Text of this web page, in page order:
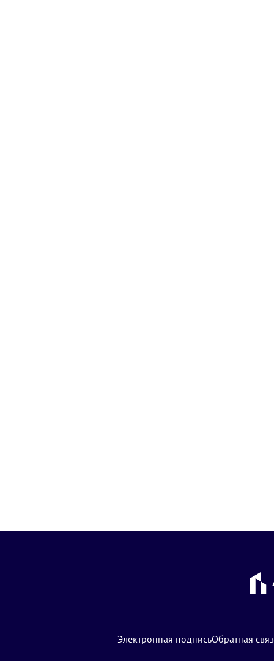
Электронная подписьОбратная